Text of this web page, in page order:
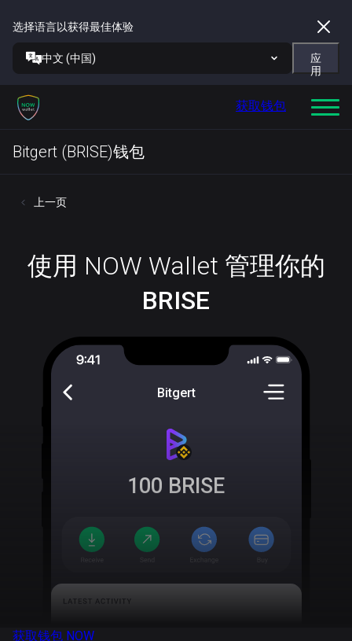
选择语言以获得最佳体验
中文 (中国)
应
用
获取钱包
Bitgert (BRISE)钱包
上一页
使用 NOW Wallet 管理你的
BRISE
Bitgert
100 BRISE
获取钱包 NOW